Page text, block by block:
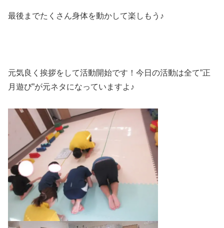
最後までたくさん身体を動かして楽しもう♪
元気良く挨拶をして活動開始です！今日の活動は全て”正
月遊び”が元ネタになっていますよ♪